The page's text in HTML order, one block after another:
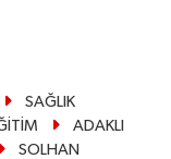
SAĞLIK
ADAKLI
SOLHAN